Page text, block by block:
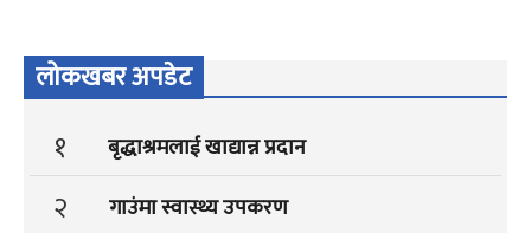
लोकखबर अपडेट
१ बृद्धाश्रमलाई खाद्यान्न प्रदान
२ गाउंमा स्वास्थ्य उपकरण